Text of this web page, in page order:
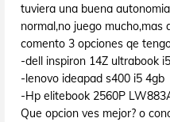
tuviera una buena
normal,no juego mucho,mas
comento 3 opciones qe
-dell inspiron 14Z ultrabook
-lenovo ideapad s400 i5 4gb
-Hp elitebook 2560P
Que opcion ves mejor? o